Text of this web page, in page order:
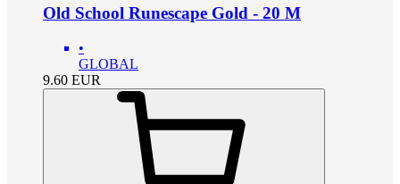
Old School Runescape Gold - 20 M
•
GLOBAL
9.60 EUR